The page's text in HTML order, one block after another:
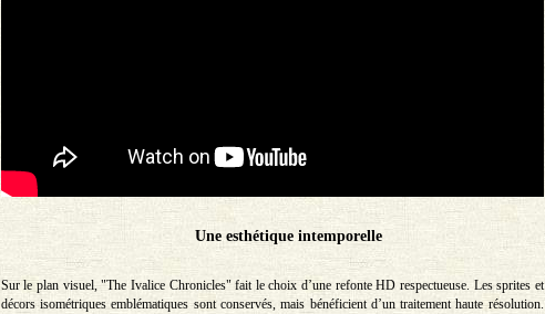
Une esthétique intemporelle
Sur le plan visuel, "The Ivalice Chronicles" fait le choix d’une refonte HD respectueuse. Les sprites et
décors isométriques emblématiques sont conservés, mais bénéficient d’un traitement haute résolution.